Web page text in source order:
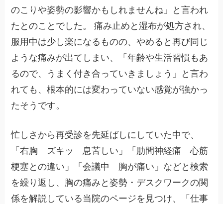
のこりや姿勢の影響かもしれませんね」と言われ
たとのことでした。 痛み止めと湿布が処方され、
服用中は少し楽になるものの、やめると再び同じ
ような痛みが出てしまい、「年齢や生活習慣もあ
るので、うまく付き合っていきましょう」と言わ
れても、根本的には変わっていない感覚が強かっ
たそうです。
忙しさから再受診を先延ばしにしていた中で、
「右胸 ズキッ 息苦しい」「肋間神経痛 心筋
梗塞との違い」「会議中 胸が痛い」などと検索
を繰り返し、胸の痛みと姿勢・デスクワークの関
係を解説している当院のページを見つけ、「仕事